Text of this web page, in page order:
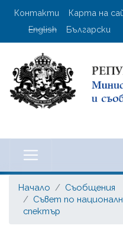
User account
Контакти Карта на
English
Български
Начало
Съобщения
Съвет по
спектър